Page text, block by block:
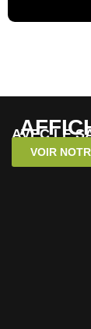
AVEC LE
VOIR